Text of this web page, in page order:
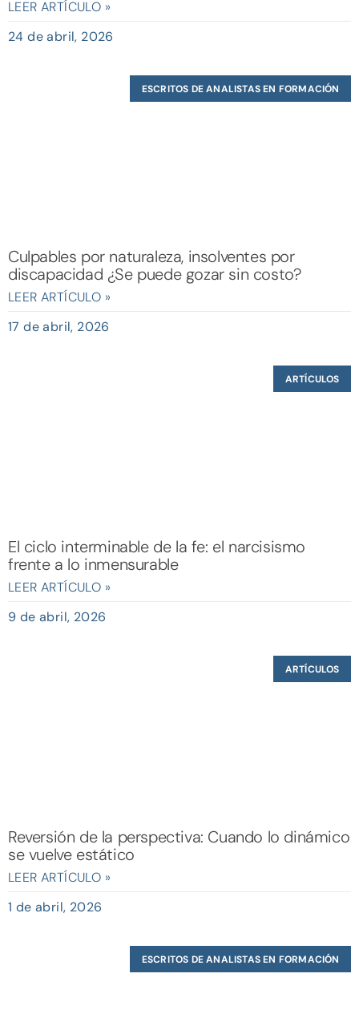
LEER ARTÍCULO »
24 de abril, 2026
ESCRITOS DE ANALISTAS EN FORMACIÓN
Culpables por naturaleza, insolventes por
discapacidad ¿Se puede gozar sin costo?
LEER ARTÍCULO »
17 de abril, 2026
ARTÍCULOS
El ciclo interminable de la fe: el narcisismo
frente a lo inmensurable
LEER ARTÍCULO »
9 de abril, 2026
ARTÍCULOS
Reversión de la perspectiva: Cuando lo dinámico
se vuelve estático
LEER ARTÍCULO »
1 de abril, 2026
ESCRITOS DE ANALISTAS EN FORMACIÓN